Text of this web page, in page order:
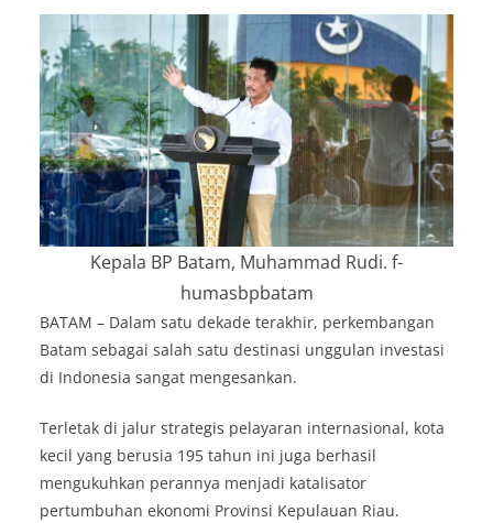
Kepala BP Batam, Muhammad Rudi. f-
humasbpbatam
BATAM – Dalam satu dekade terakhir, perkembangan
Batam sebagai salah satu destinasi unggulan investasi
di Indonesia sangat mengesankan.
Terletak di jalur strategis pelayaran internasional, kota
kecil yang berusia 195 tahun ini juga berhasil
mengukuhkan perannya menjadi katalisator
pertumbuhan ekonomi Provinsi Kepulauan Riau.